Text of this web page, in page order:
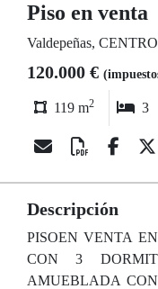
Piso en venta
Valdepeñas, CENTRO
120.000 €
119 m2 3
Descripción
PISOEN VENTA
CON 3
AMUEBLADA